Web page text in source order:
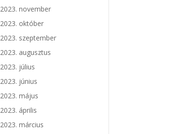
2023. november
2023. október
2023. szeptember
2023. augusztus
2023. július
2023. június
2023. május
2023. április
2023. március